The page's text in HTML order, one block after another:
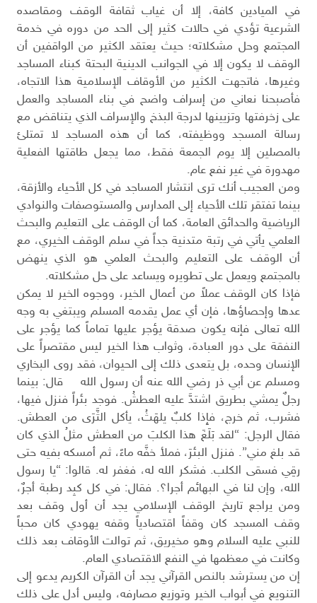
في الميادين كافة، إلا أن غياب ثقافة الوقف ومقاصده
الشرعية تؤدي في حالات كثير إلى الحد من دوره في خدمة
المجتمع وحل مشكلاته؛ حيث يعتقد الكثير من الواقفين أن
الوقف لا يكون إلا في الجوانب الدينية البحتة كبناء المساجد
وغيرها، فاتجهت الكثير من الأوقاف الإسلامية هذا الاتجاه،
فأصبحنا نعاني من إسراف واضح في بناء المساجد والعمل
على زخرفتها وتزيينها لدرجة البذخ والإسراف الذي يتناقض مع
رسالة المسجد ووظيفته، كما أن هذه المساجد لا تمتلئ
بالمصلين إلا يوم الجمعة فقط، مما يجعل طاقتها الفعلية
مهدورة في غير نفع عام.
ومن العجيب أنك ترى انتشار المساجد في كل الأحياء والأزقة،
بينما تفتقر تلك الأحياء إلى المدارس والمستوصفات والنوادي
الرياضية والحدائق العامة، كما أن الوقف على التعليم والبحث
العلمي يأتي في رتبة متدنية جداً في سلم الوقف الخيري، مع
أن الوقف على التعليم والبحث العلمي هو الذي ينهض
بالمجتمع ويعمل على تطويره ويساعد على حل مشكلاته.
فإذا كان الوقف عملاً من أعمال الخير، ووجوه الخير لا يمكن
عدها وإحصاؤها، فإن أي عمل يقدمه المسلم ويبتغي به وجه
الله تعالى فإنه يكون صدقة يؤجر عليها تماماً كما يؤجر على
النفقة على دور العبادة، وثواب هذا الخير ليس مقتصراً على
الإنسان وحده، بل يتعدى ذلك إلى الحيوان، فقد روى البخاري
ومسلم عن أبي ذر رضي الله عنه أن رسول الله قال: بينما
رجلٌ يمشي بطريق اشتدَّ عليه العطشُ. فوجد بئراً فنزل فيها،
فشرب، ثم خرج، فإِذا كلبٌ يلهَثُ، يأكل الثَّرَى من العطش.
فقال الرجل: “لقد بَلَغَ هذا الكلبَ من العطش مثلُ الذي كان
قد بلغ مني”. فنزل البئرَ، فملأ خفَّه ماءً، ثم أمسكه بفيه حتى
رقِي فسقى الكلب. فشكر الله له، فغفر له. قالوا: “يا رسول
الله، وإن لنا في البهائم أجرا؟. فقال: في كل كبِد رطبة أجرٌ،
ومن يراجع تاريخ الوقف الإسلامي يجد أن أول وقف بعد
وقف المسجد كان وقفاً اقتصادياً وقفه يهودي كان محباً
للنبي عليه السلام وهو مخيريق، ثم توالت الأوقاف بعد ذلك
وكانت في معظمها في النفع الاقتصادي العام.
إن من يسترشد بالنص القرآني يجد أن القرآن الكريم يدعو إلى
التنويع في أبواب الخير وتوزيع مصارفه، وليس أدل على ذلك